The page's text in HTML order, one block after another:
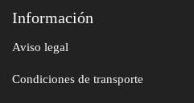
Información
Aviso legal
Condiciones de transporte